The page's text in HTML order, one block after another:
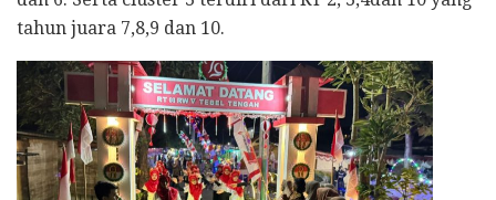
tahun juara 7,8,9 dan 10.